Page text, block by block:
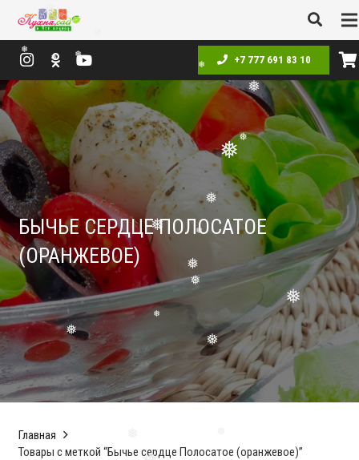
❅
❅
❅
❅
❅
❅
❅
❅
❅
❅
❅
❅
❅
❅
+7 777 691 83 10
БЫЧЬЕ СЕРДЦЕ ПОЛОСАТОЕ
(ОРАНЖЕВОЕ)
Главная
Товары с меткой “Бычье сердце Полосатое (оранжевое)”